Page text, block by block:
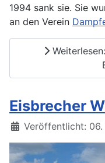
1994 sank sie. Sie
an den Verein
Eisbrecher
Details
Veröffentlicht: